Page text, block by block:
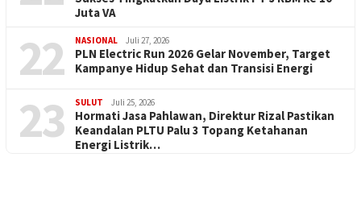
Juta VA
22 NASIONAL Juli 27, 2026
PLN Electric Run 2026 Gelar November, Target
Kampanye Hidup Sehat dan Transisi Energi
23 SULUT Juli 25, 2026
Hormati Jasa Pahlawan, Direktur Rizal Pastikan
Keandalan PLTU Palu 3 Topang Ketahanan
Energi Listrik…